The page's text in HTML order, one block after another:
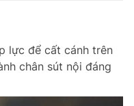
lực để cất cánh trên
chân sút nội đáng